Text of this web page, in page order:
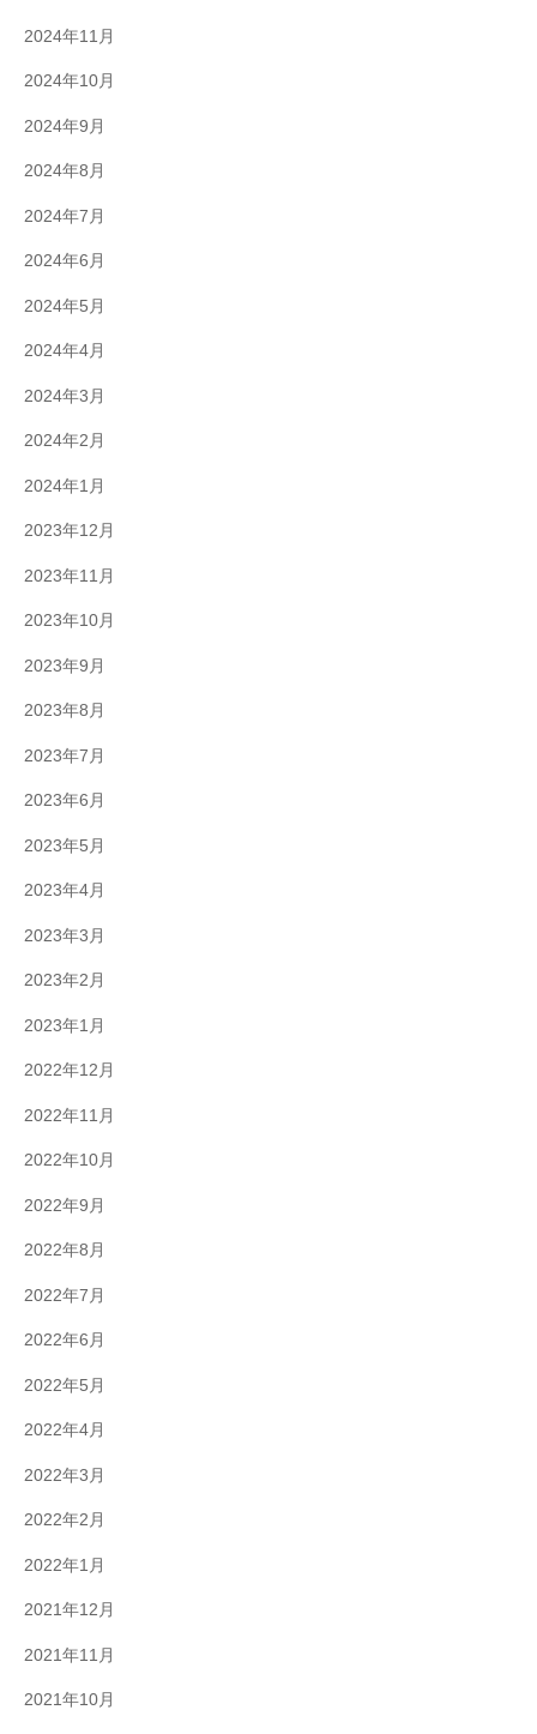
2024年11月
2024年10月
2024年9月
2024年8月
2024年7月
2024年6月
2024年5月
2024年4月
2024年3月
2024年2月
2024年1月
2023年12月
2023年11月
2023年10月
2023年9月
2023年8月
2023年7月
2023年6月
2023年5月
2023年4月
2023年3月
2023年2月
2023年1月
2022年12月
2022年11月
2022年10月
2022年9月
2022年8月
2022年7月
2022年6月
2022年5月
2022年4月
2022年3月
2022年2月
2022年1月
2021年12月
2021年11月
2021年10月